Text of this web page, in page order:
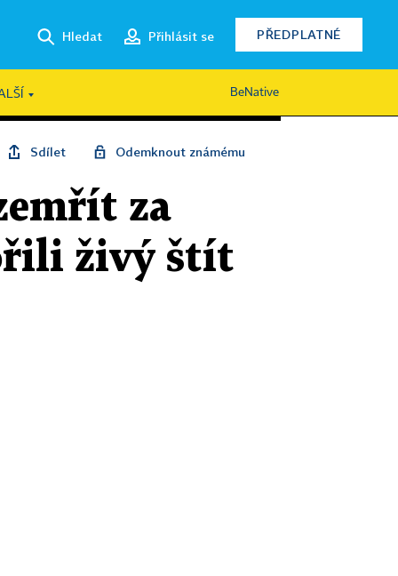
Hledat Přihlásit se PŘEDPLATNÉ
BeNative
Sdílet Odemknout známému
za
živý štít